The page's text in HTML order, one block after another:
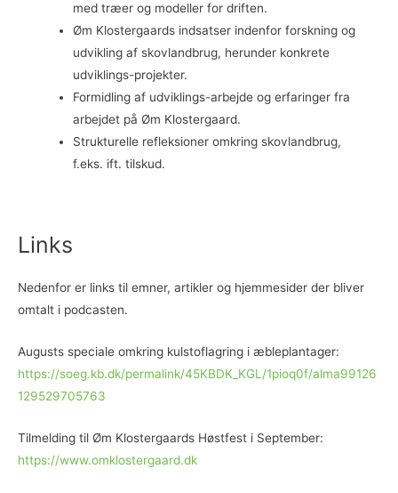
med træer og modeller for driften.
Øm Klostergaards indsatser indenfor forskning og
udvikling af skovlandbrug, herunder konkrete
udviklings-projekter.
Formidling af udviklings-arbejde og erfaringer fra
arbejdet på Øm Klostergaard.
Strukturelle refleksioner omkring skovlandbrug,
f.eks. ift. tilskud.
Links
Nedenfor er links til emner, artikler og hjemmesider der bliver
omtalt i podcasten.
Augusts speciale omkring kulstoflagring i æbleplantager:
https://soeg.kb.dk/permalink/45KBDK_KGL/1pioq0f/alma99126
129529705763
Tilmelding til Øm Klostergaards Høstfest i September:
https://www.omklostergaard.dk